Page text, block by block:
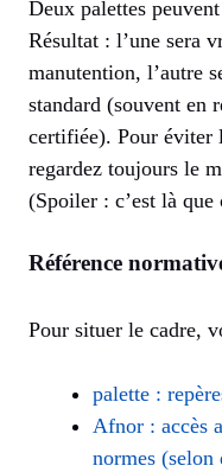
Deux palettes
Résultat : l’une sera
manutention, l’autre
standard (souvent en
certifiée). Pour éviter
regardez toujours le
(Spoiler : c’est là que
Référence
Pour situer le cadre,
palette :
Afnor : accès
normes